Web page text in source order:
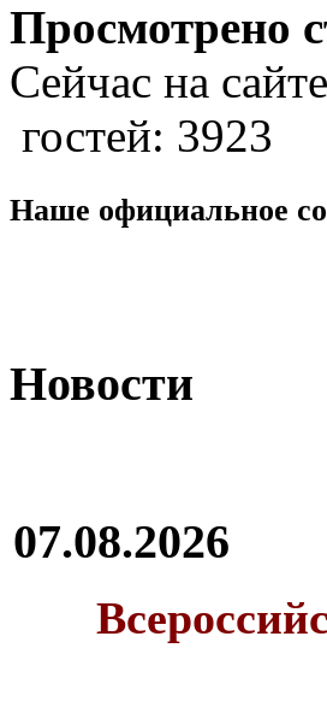
Просмотрено
Сейчас на
гостей: 3923
Наше официальное
Новости
07.08.2026